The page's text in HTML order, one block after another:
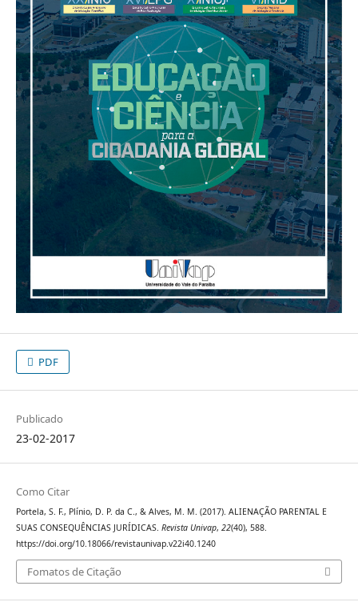
PDF
Publicado
23-02-2017
Como Citar
Portela, S. F., Plínio, D. P. da C., & Alves, M. M. (2017). ALIENAÇÃO PARENTAL E
SUAS CONSEQUÊNCIAS JURÍDICAS. Revista Univap, 22(40), 588.
https://doi.org/10.18066/revistaunivap.v22i40.1240
Fomatos de Citação